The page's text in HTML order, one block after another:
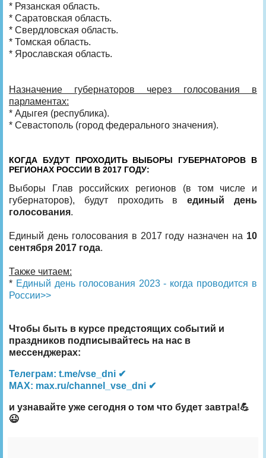
* Рязанская область.
* Саратовская область.
* Свердловская область.
* Томская область.
* Ярославская область.
Назначение губернаторов через голосования в
парламентах:
* Адыгея (республика).
* Севастополь (город федерального значения).
КОГДА БУДУТ ПРОХОДИТЬ ВЫБОРЫ ГУБЕРНАТОРОВ В
РЕГИОНАХ РОССИИ В 2017 ГОДУ:
Выборы Глав российских регионов (в том числе и
губернаторов), будут проходить вединый день
голосования.
Единый день голосования в 2017 году назначен на 10
сентября 2017 года.
Также читаем:
* Единый день голосования 2023 - когда проводится в
России>>
Чтобы быть в курсе предстоящих событий и
праздников подписывайтесь на нас в
мессенджерах:
Телеграм: t.me/vse_dni ✔
MAX: max.ru/channel_vse_dni ✔
и узнавайте уже сегодня о том что будет завтра!💪
😉